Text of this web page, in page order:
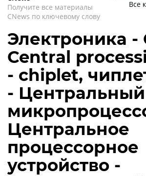
Получите все материалы
CNews по ключевому слову
Все
Электроника -
Central
- chiplet,
- Центральный
Центральное
процессорное
устройство -